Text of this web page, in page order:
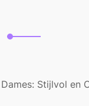
Dames: Stijlvol